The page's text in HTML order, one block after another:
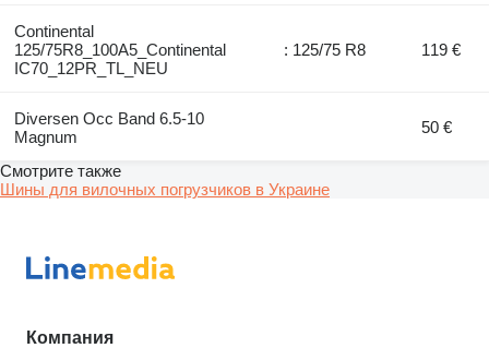
Continental
125/75R8_100A5_Continental
IC70_12PR_TL_NEU
: 125/75 R8 119 €
Diversen Occ Band 6.5-10
Magnum
50 €
Смотрите также
Шины для вилочных погрузчиков в Украине
Компания